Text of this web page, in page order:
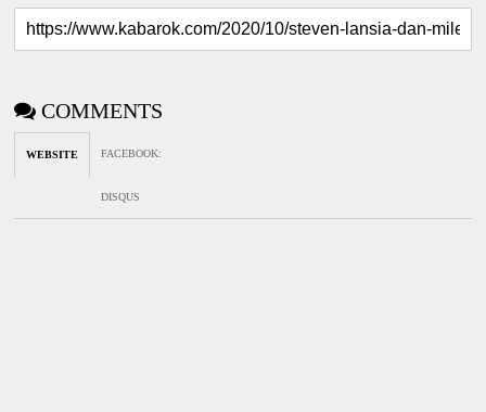
COMMENTS
WEBSITE FACEBOOK:
DISQUS